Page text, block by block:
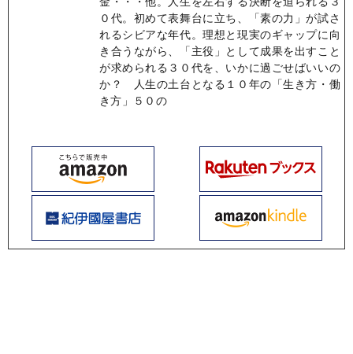
０代。初めて表舞台に立ち、「素の力」が試さ
れるシビアな年代。理想と現実のギャップに向
き合うながら、「主役」として成果を出すこと
が求められる３０代を、いかに過ごせばいいの
か？ 人生の土台となる１０年の「生き方・働
き方」５０の